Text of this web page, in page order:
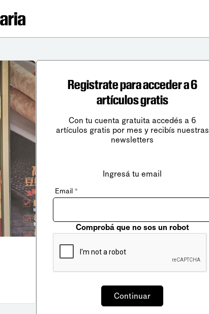
Registrate para acceder a 6
artículos gratis
Con tu cuenta gratuita accedés a 6
artículos gratis por mes y recibís nuestras
newsletters
Ingresá tu email
Email *
Comprobá que no sos un robot